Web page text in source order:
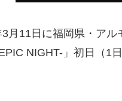
3月11日に福岡県・アル
NIGHT-」初日（1